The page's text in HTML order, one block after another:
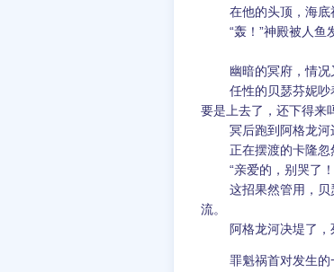
在他的头顶，海底神
“轰！”神殿被人鱼发
幽暗的冥府，情况
任性的贝瑟芬妮吵着
要是上去了，还下得来
冥后跑到阿格龙河边
正在摆渡的卡隆忽然
“亲爱的，别哭了！”
这招果然管用，贝瑟
流。
阿格龙河决堤了，死
罪魁祸首对发生的一